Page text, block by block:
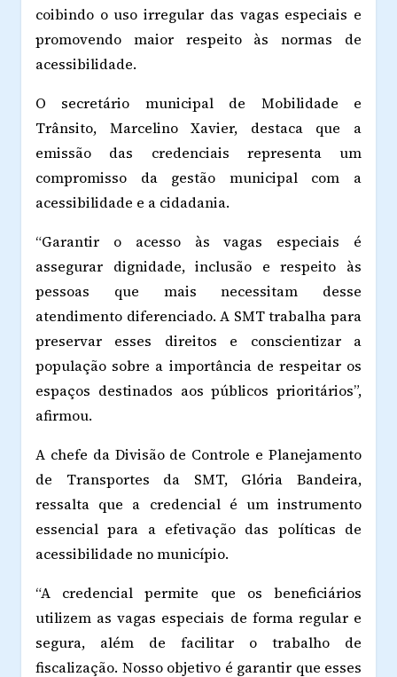
coibindo o uso irregular das vagas especiais e
promovendo maior respeito às normas de
acessibilidade.
O secretário municipal de Mobilidade e
Trânsito, Marcelino Xavier, destaca que a
emissão das credenciais representa um
compromisso da gestão municipal com a
acessibilidade e a cidadania.
“Garantir o acesso às vagas especiais é
assegurar dignidade, inclusão e respeito às
pessoas que mais necessitam desse
atendimento diferenciado. A SMT trabalha para
preservar esses direitos e conscientizar a
população sobre a importância de respeitar os
espaços destinados aos públicos prioritários”,
afirmou.
A chefe da Divisão de Controle e Planejamento
de Transportes da SMT, Glória Bandeira,
ressalta que a credencial é um instrumento
essencial para a efetivação das políticas de
acessibilidade no município.
“A credencial permite que os beneficiários
utilizem as vagas especiais de forma regular e
segura, além de facilitar o trabalho de
fiscalização. Nosso objetivo é garantir que esses